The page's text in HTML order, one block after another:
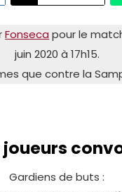
Fonseca pour le
juin 2020 à 17h15.
que contre la
joueurs
Gardiens de buts :